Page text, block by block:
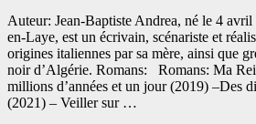
des
saints »
(2021)
298
pages
Auteur: Jean-Baptiste Andrea, né le 4
en-Laye, est un écrivain, scénariste et
origines italiennes par sa mère, ainsi que
noir d’Algérie. Romans: Romans: Ma
millions d’années et un jour (2019) –Des
(2021) – Veiller sur …